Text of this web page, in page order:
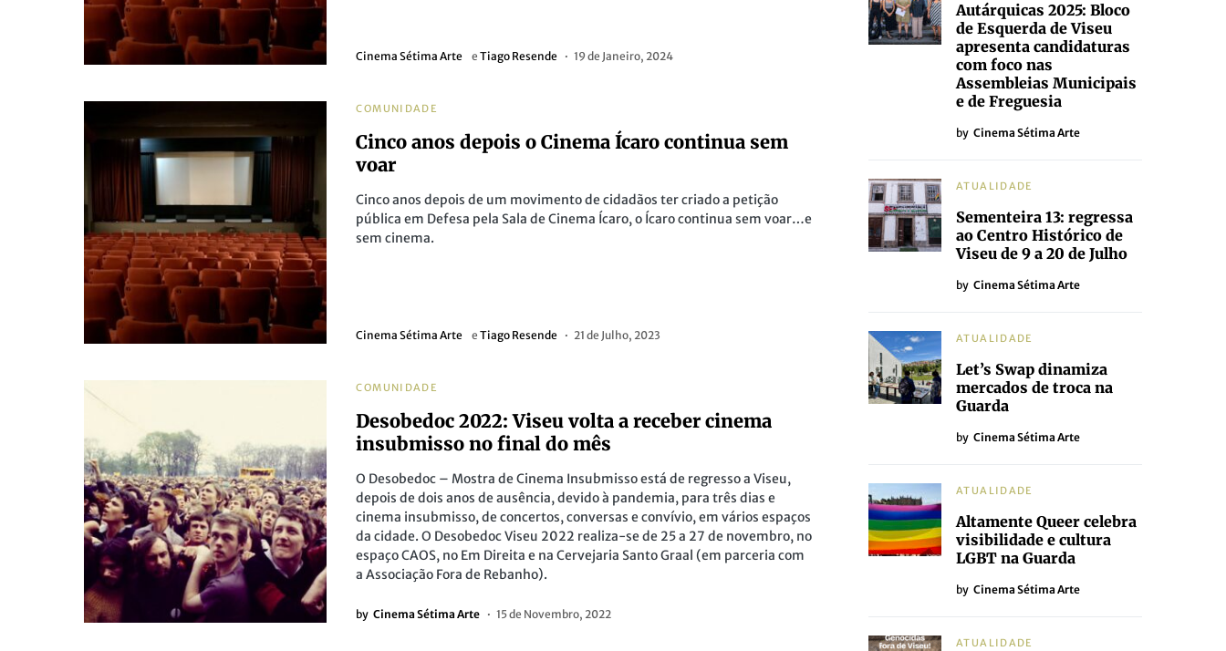
Cinema Sétima Arte eTiago Resende 19 de Janeiro, 2024
COMUNIDADE
Cinco anos depois o Cinema Ícaro continua sem
voar
Cinco anos depois de um movimento de cidadãos ter criado a petição
pública em Defesa pela Sala de Cinema Ícaro, o Ícaro continua sem voar…e
sem cinema.
Cinema Sétima Arte eTiago Resende 21 de Julho, 2023
COMUNIDADE
Desobedoc 2022: Viseu volta a receber cinema
insubmisso no final do mês
O Desobedoc – Mostra de Cinema Insubmisso está de regresso a Viseu,
depois de dois anos de ausência, devido à pandemia, para três dias e
cinema insubmisso, de concertos, conversas e convívio, em vários espaços
da cidade. O Desobedoc Viseu 2022 realiza-se de 25 a 27 de novembro, no
espaço CAOS, no Em Direita e na Cervejaria Santo Graal (em parceria com
a Associação Fora de Rebanho).
by Cinema Sétima Arte 15 de Novembro, 2022
Autárquicas 2025: Bloco
de Esquerda de Viseu
apresenta candidaturas
com foco nas
Assembleias Municipais
e de Freguesia
by Cinema Sétima Arte
ATUALIDADE
Sementeira 13: regressa
ao Centro Histórico de
Viseu de 9 a 20 de Julho
by Cinema Sétima Arte
ATUALIDADE
Let’s Swap dinamiza
mercados de troca na
Guarda
by Cinema Sétima Arte
ATUALIDADE
Altamente Queer celebra
visibilidade e cultura
LGBT na Guarda
by Cinema Sétima Arte
ATUALIDADE